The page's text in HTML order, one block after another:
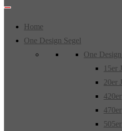
Home
One Design Segel
One
15er
20er
420er
470er
505er